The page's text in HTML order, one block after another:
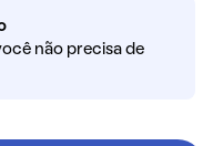
não precisa de